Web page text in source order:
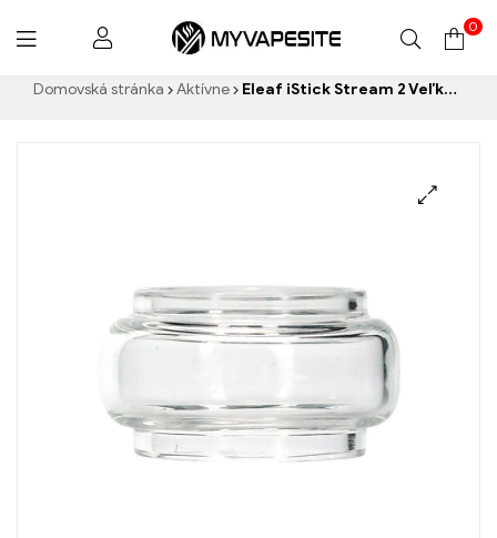
Myvapesite.de
0
Domovská stránka Aktívne Eleaf iStick Stream 2 Veľkoobchodný predaj cigariet E Glass Tube丨 Custom